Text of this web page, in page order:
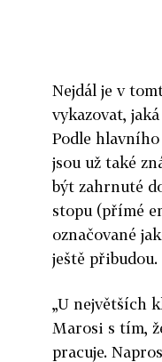
Nejdál je v
vykazovat,
Podle
jsou už také
být zahrnuté
stopu (přímé
označované
ještě přibudou.
„U největších
Marosi s tím,
pracuje.